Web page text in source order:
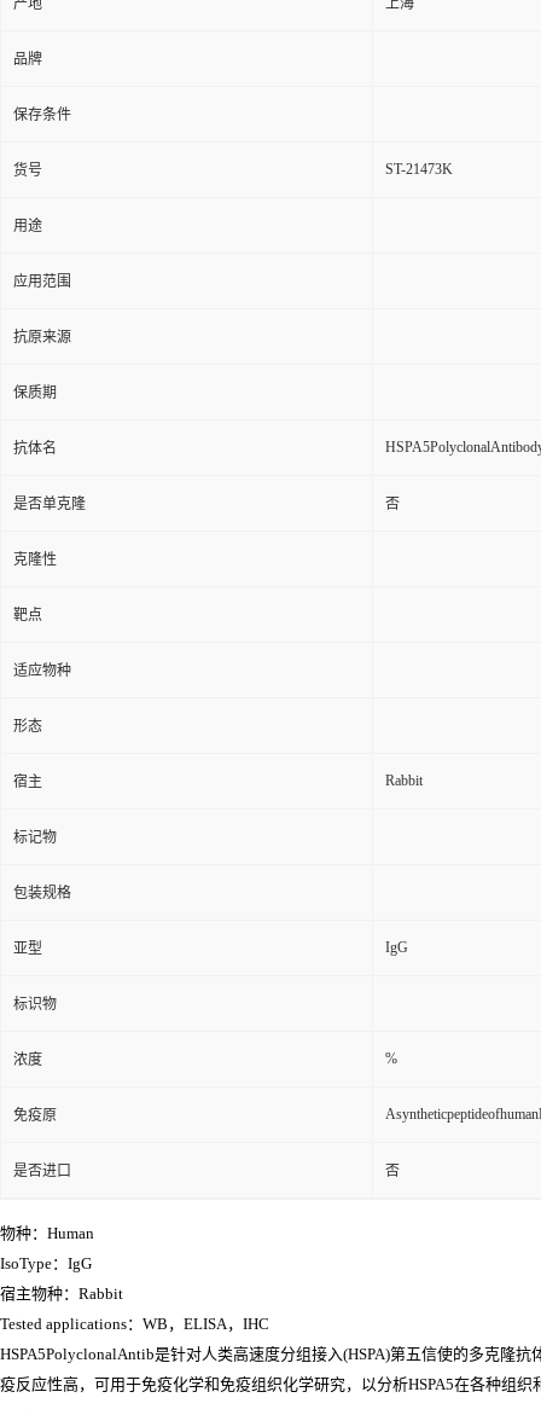
产地 上海
品牌
保存条件
货号 ST-21473K
用途
应用范围
抗原来源
保质期
抗体名
是否单克隆 否
克隆性
靶点
适应物种
形态
宿主 Rabbit
标记物
包装规格
亚型 IgG
标识物
浓度 %
免疫原
是否进口 否
物种：Human
IsoType：IgG
宿主物种：Rabbit
Tested applications：WB，ELISA，IHC
HSPA5PolyclonalAntib是针对人类高速度分组接入(HSPA)第五信使的多克隆
疫反应性高，可用于免疫化学和免疫组织化学研究，以分析HSPA5在各种组织